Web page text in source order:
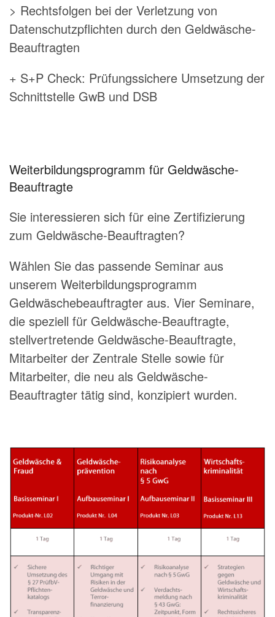
> Rechtsfolgen bei der Verletzung von
Datenschutzpflichten durch den Geldwäsche-
Beauftragten
+ S+P Check: Prüfungssichere Umsetzung der
Schnittstelle GwB und DSB
Weiterbildungsprogramm für Geldwäsche-
Beauftragte
Sie interessieren sich für eine Zertifizierung
zum Geldwäsche-Beauftragten?
Wählen Sie das passende Seminar aus
unserem Weiterbildungsprogramm
Geldwäschebeauftragter aus. Vier Seminare,
die speziell für Geldwäsche-Beauftragte,
stellvertretende Geldwäsche-Beauftragte,
Mitarbeiter der Zentrale Stelle sowie für
Mitarbeiter, die neu als Geldwäsche-
Beauftragter tätig sind, konzipiert wurden.